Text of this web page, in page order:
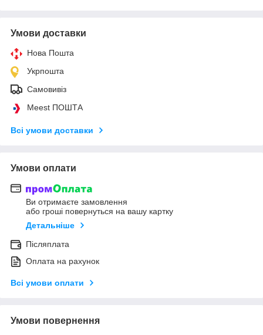
Умови доставки
Нова Пошта
Укрпошта
Самовивіз
Meest ПОШТА
Всі умови доставки
Умови оплати
Ви отримаєте замовлення
або гроші повернуться на вашу картку
Детальніше
Післяплата
Оплата на рахунок
Всі умови оплати
Умови повернення